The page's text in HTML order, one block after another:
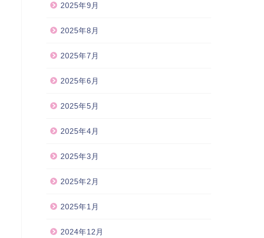
2025年9月
2025年8月
2025年7月
2025年6月
2025年5月
2025年4月
2025年3月
2025年2月
2025年1月
2024年12月